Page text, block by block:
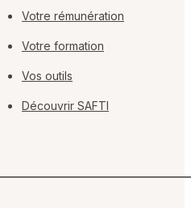
Votre rémunération
Votre formation
Vos outils
Découvrir SAFTI